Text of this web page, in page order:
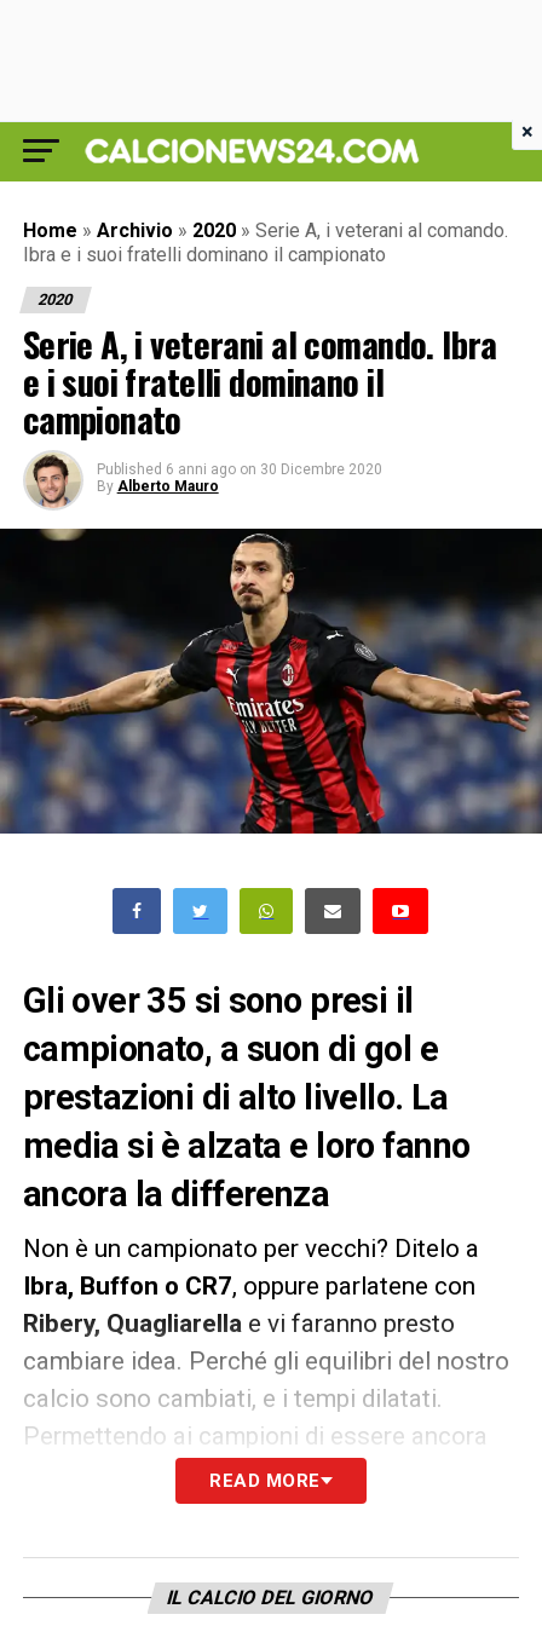
Home » Archivio » 2020 » Serie A, i veterani al comando.
Ibra e i suoi fratelli dominano il campionato
2020
Serie A, i veterani al comando. Ibra
e i suoi fratelli dominano il
campionato
Published 6 anni ago on 30 Dicembre 2020
By Alberto Mauro
Gli over 35 si sono presi il
campionato, a suon di gol e
prestazioni di alto livello. La
media si è alzata e loro fanno
ancora la differenza
Non è un campionato per vecchi? Ditelo a
Ibra, Buffon o CR7, oppure parlatene con
Ribery, Quagliarellae vi faranno presto
cambiare idea. Perché gli equilibri del nostro
calcio sono cambiati, e i tempi dilatati.
Permettendo ai campioni di essere ancora
splendidi protagonisti dopo i 35, proprio
Bruno Alves, Pandev, Palacio
non si tratta di campioni a fine carriera, in
READ MORE
IL CALCIO DEL GIORNO
×